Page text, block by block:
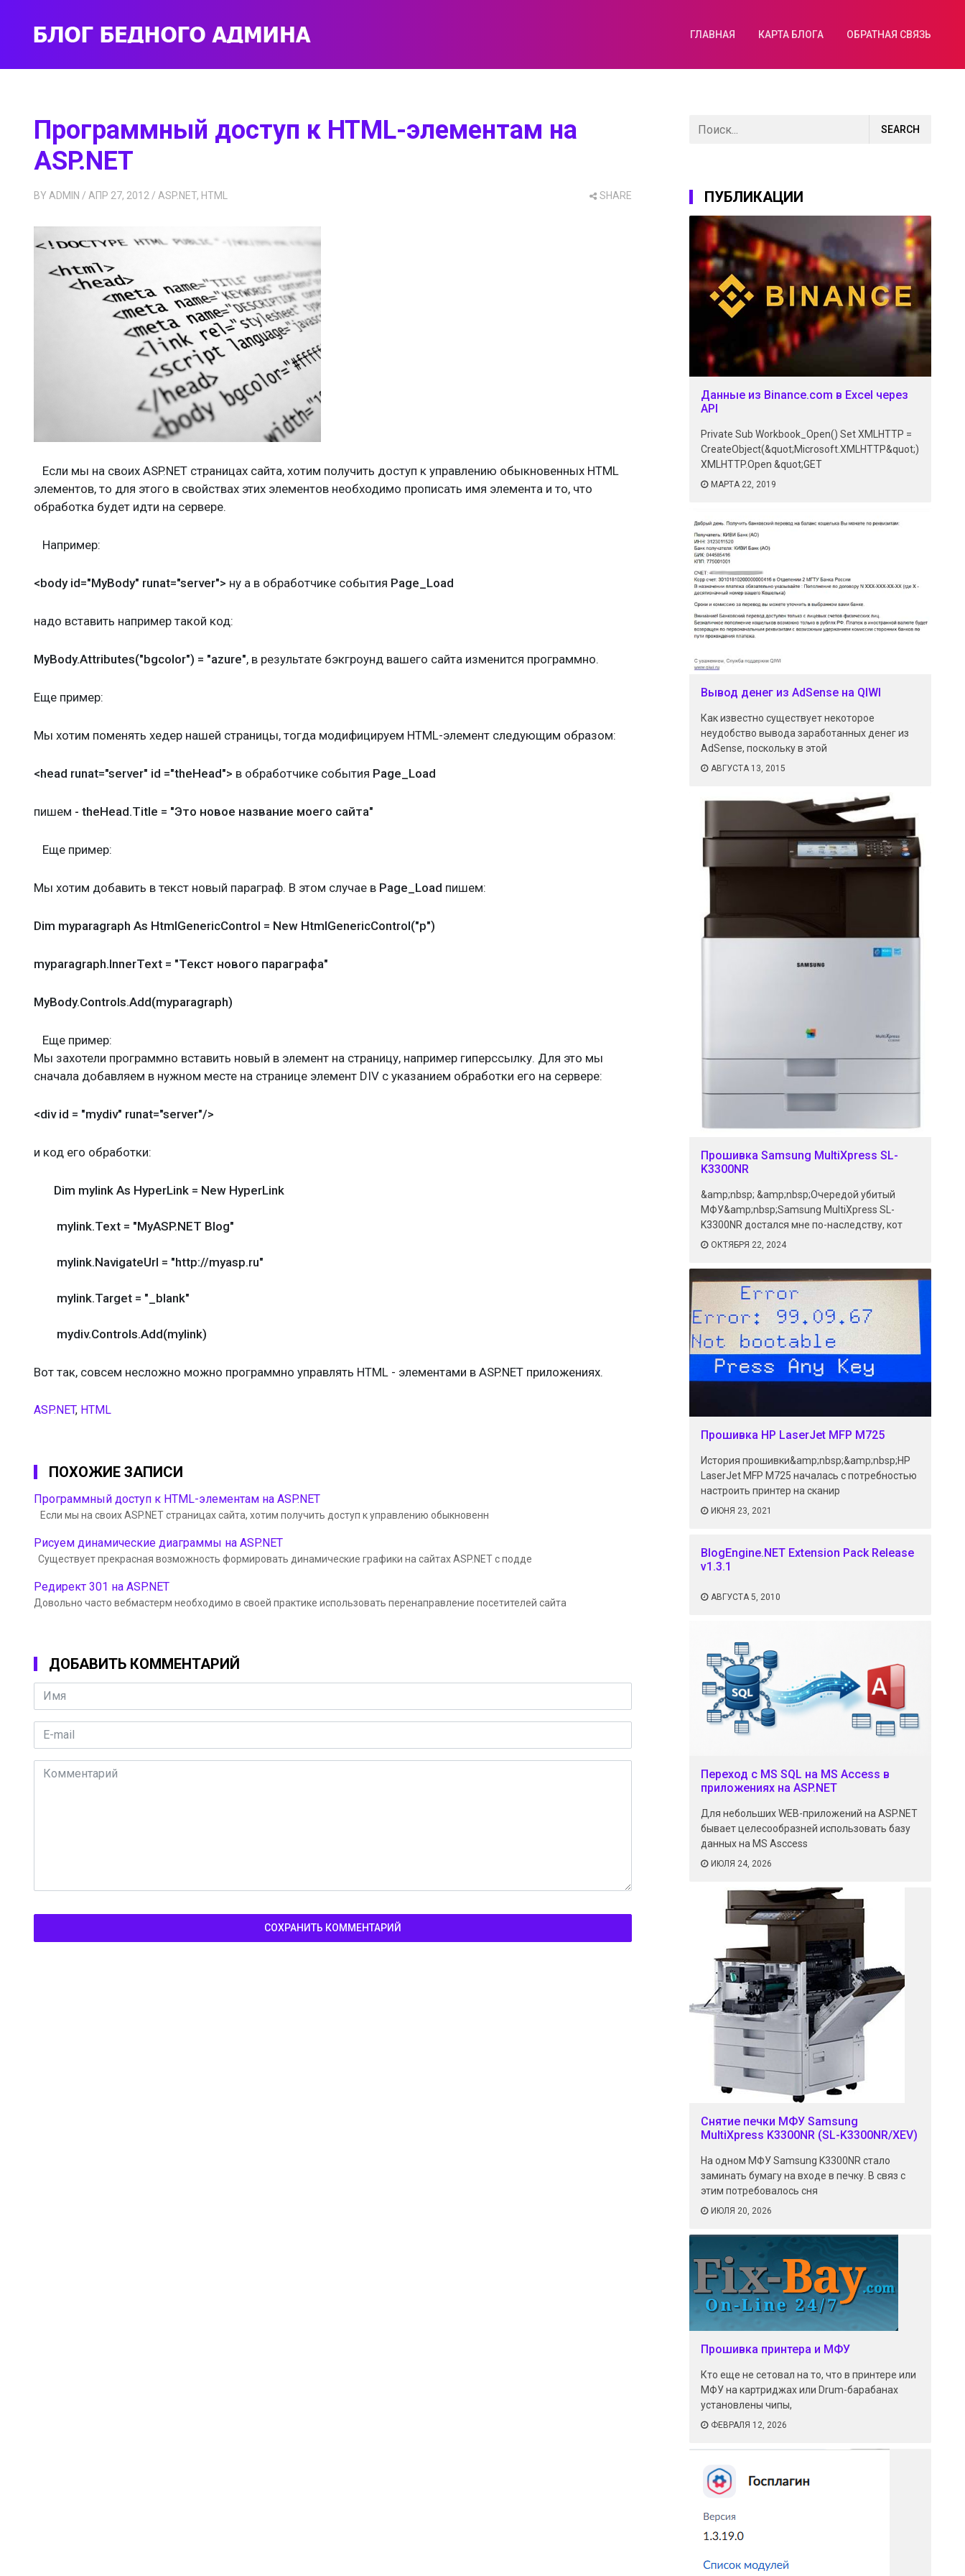
ГЛАВНАЯ КАРТА БЛОГА ОБРАТНАЯ СВЯЗЬ
Программный доступ к HTML-элементам на
ASP.NET
BY ADMIN / АПР 27, 2012 / ASP.NET, HTML SHARE
Если мы на своих ASP.NET страницах сайта, хотим получить доступ к управлению обыкновенных HTML
элементов, то для этого в свойствах этих элементов необходимо прописать имя элемента и то, что
обработка будет идти на сервере.
Например:
<body id="MyBody" runat="server"> ну а в обработчике события Page_Load
надо вставить например такой код:
MyBody.Attributes("bgcolor") = "azure", в результате бэкгроунд вашего сайта изменится программно.
Еще пример:
Мы хотим поменять хедер нашей страницы, тогда модифицируем HTML-элемент следующим образом:
<head runat="server" id ="theHead"> в обработчике события Page_Load
пишем - theHead.Title = "Это новое название моего сайта"
Еще пример:
Мы хотим добавить в текст новый параграф. В этом случае в Page_Load пишем:
Dim myparagraph As HtmlGenericControl = New HtmlGenericControl("p")
myparagraph.InnerText = "Текст нового параграфа"
MyBody.Controls.Add(myparagraph)
Еще пример:
Мы захотели программно вставить новый в элемент на страницу, например гиперссылку. Для это мы
сначала добавляем в нужном месте на странице элемент DIV с указанием обработки его на сервере:
<div id = "mydiv" runat="server"/>
и код его обработки:
Dim mylink As HyperLink = New HyperLink
mylink.Text = "MyASP.NET Blog"
mylink.NavigateUrl = "http://myasp.ru"
mylink.Target = "_blank"
mydiv.Controls.Add(mylink)
Вот так, совсем несложно можно программно управлять HTML - элементами в ASP.NET приложениях.
ASP.NET, HTML
ПОХОЖИЕ ЗАПИСИ
Программный доступ к HTML-элементам на ASP.NET
Если мы на своих ASP.NET страницах сайта, хотим получить доступ к управлению обыкновенн
Рисуем динамические диаграммы на ASP.NET
Существует прекрасная возможность формировать динамические графики на сайтах ASP.NET с подде
Редирект 301 на ASP.NET
Довольно часто вебмастерм необходимо в своей практике использовать перенаправление посетителей сайта
ДОБАВИТЬ КОММЕНТАРИЙ
ПУБЛИКАЦИИ
Данные из Binance.com в Excel через
API
Private Sub Workbook_Open() Set XMLHTTP =
CreateObject(&quot;Microsoft.XMLHTTP&quot;)
XMLHTTP.Open &quot;GET
МАРТА 22, 2019
Вывод денег из AdSense на QIWI
Как известно существует некоторое
неудобство вывода заработанных денег из
AdSense, поскольку в этой
АВГУСТА 13, 2015
Прошивка Samsung MultiXpress SL-
K3300NR
&amp;nbsp; &amp;nbsp;Очередой убитый
МФУ&amp;nbsp;Samsung MultiXpress SL-
K3300NR достался мне по-наследству, кот
ОКТЯБРЯ 22, 2024
Прошивка HP LaserJet MFP M725
История прошивки&amp;nbsp;&amp;nbsp;HP
LaserJet MFP M725 началась с потребностью
настроить принтер на сканир
ИЮНЯ 23, 2021
BlogEngine.NET Extension Pack Release
v1.3.1
АВГУСТА 5, 2010
Переход с MS SQL на MS Access в
приложениях на ASP.NET
Для небольших WEB-приложений на ASP.NET
бывает целесообразней использовать базу
данных на MS Asccess
ИЮЛЯ 24, 2026
Снятие печки МФУ Samsung
MultiXpress K3300NR (SL-K3300NR/XEV)
На одном МФУ Samsung K3300NR стало
заминать бумагу на входе в печку. В связ с
этим потребовалось сня
ИЮЛЯ 20, 2026
Прошивка принтера и МФУ
Кто еще не сетовал на то, что в принтере или
МФУ на картриджах или Drum-барабанах
установлены чипы,
ФЕВРАЛЯ 12, 2026